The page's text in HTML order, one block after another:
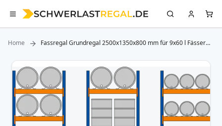
Home
Fassregal Grundregal 2500x1350x800 mm für 9x60 l Fässer
Zum
Ende
der
Bildergalerie
springen